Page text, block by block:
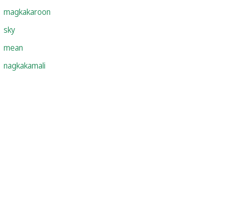
magkakaroon
sky
mean
nagkakamali